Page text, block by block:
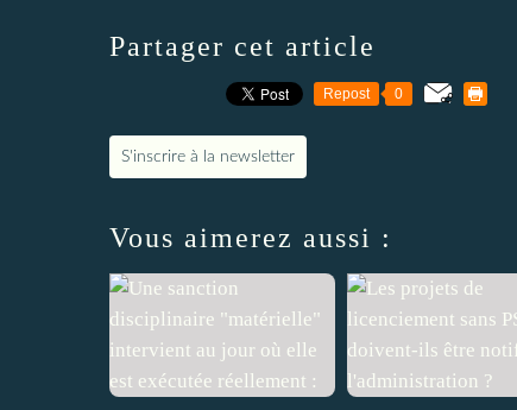
Partager cet article
Repost 0
S'inscrire à la newsletter
Vous aimerez aussi :